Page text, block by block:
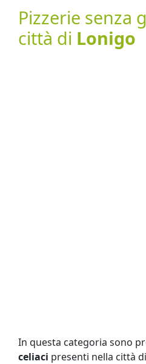
Pizzerie senza
città di Lonigo
In questa categoria sono
celiaci presenti nella città di